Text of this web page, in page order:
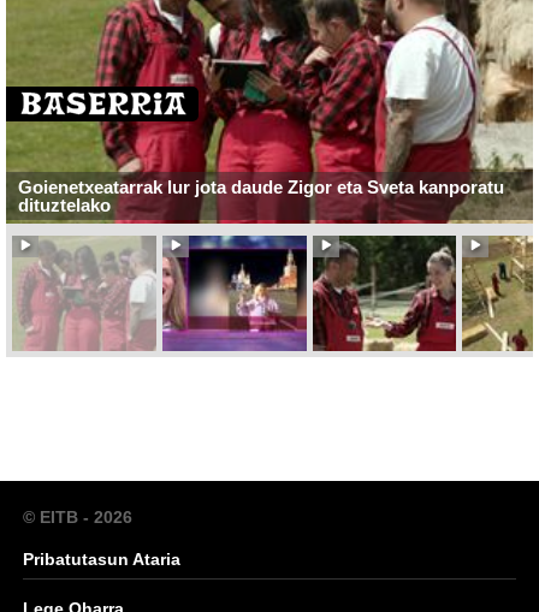
Goienetxeatarrak lur jota daude Zigor eta Sveta kanporatu
dituztelako
© EITB - 2026
Pribatutasun Ataria